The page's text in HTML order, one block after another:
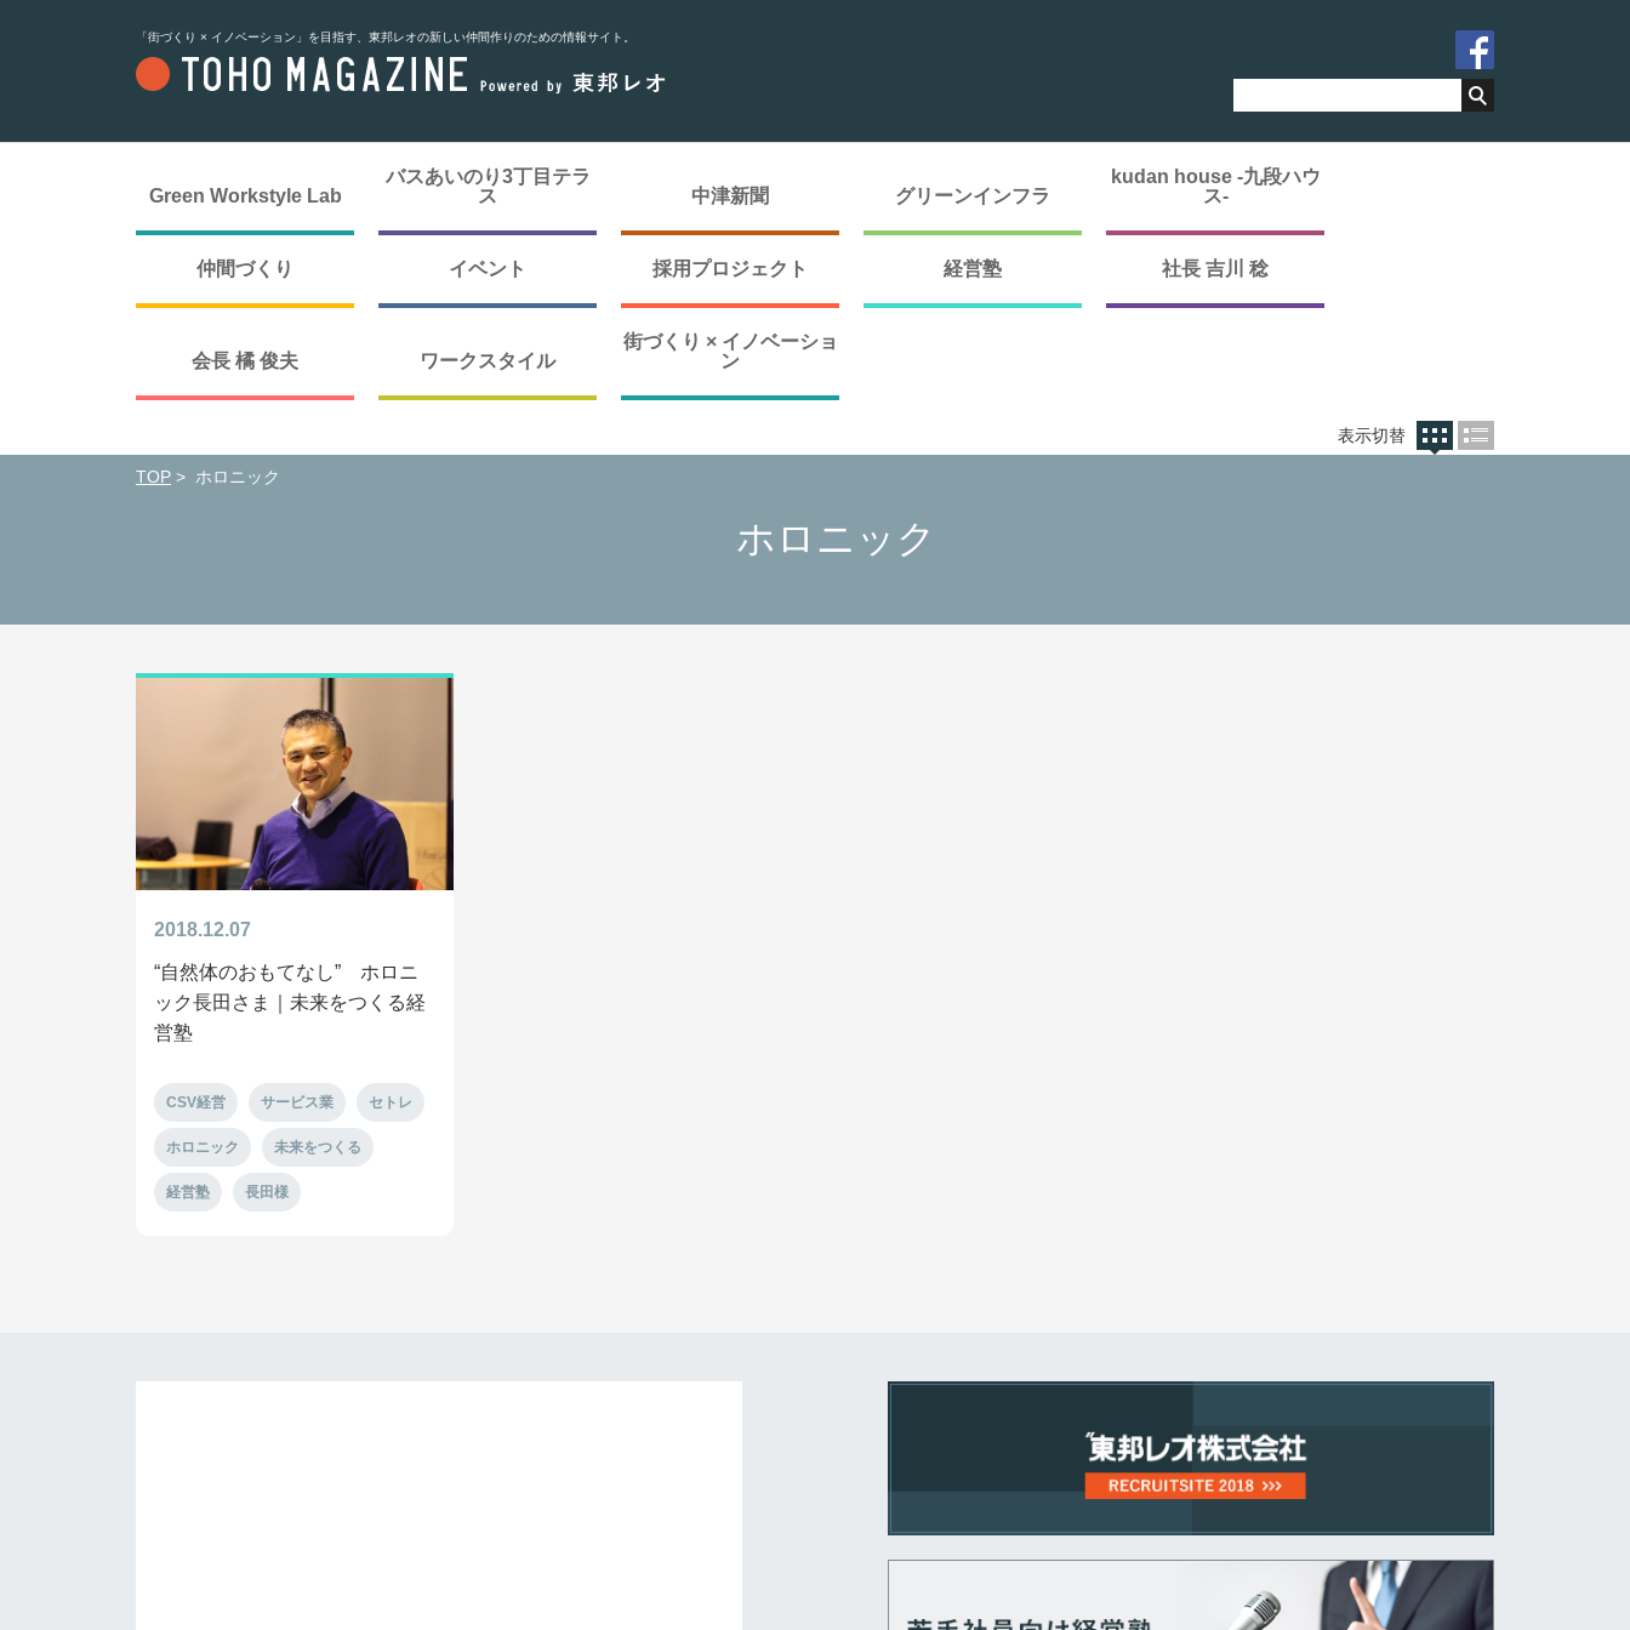
「街づくり × イノベーション」を目指す、東邦レオの新しい仲間作りのための情報サイト。
Green Workstyle Lab
バスあいのり3丁目テラ
ス
中津新聞 グリーンインフラ
kudan house -九段ハウ
ス-
仲間づくり イベント 採用プロジェクト 経営塾 社長 吉川 稔
会長 橘 俊夫 ワークスタイル
街づくり × イノベーショ
ン
表示切替
TOP > ホロニック
ホロニック
2018.12.07
“自然体のおもてなし” ホロニ
ック長田さま｜未来をつくる経
営塾
CSV経営 サービス業 セトレ
ホロニック 未来をつくる
経営塾 長田様